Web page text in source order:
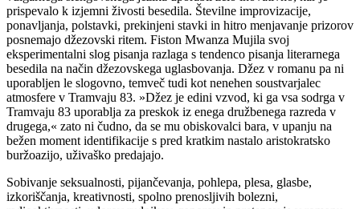
prispevalo k izjemni živosti besedila. Številne improvizacije,
ponavljanja, polstavki, prekinjeni stavki in hitro menjavanje prizorov
posnemajo džezovski ritem. Fiston Mwanza Mujila svoj
eksperimentalni slog pisanja razlaga s tendenco pisanja literarnega
besedila na način džezovskega uglasbovanja. Džez v romanu pa ni
uporabljen le slogovno, temveč tudi kot nenehen soustvarjalec
atmosfere v Tramvaju 83. »Džez je edini vzvod, ki ga vsa sodrga v
Tramvaju 83 uporablja za preskok iz enega družbenega razreda v
drugega,« zato ni čudno, da se mu obiskovalci bara, v upanju na
bežen moment identifikacije s pred kratkim nastalo aristokratsko
buržoazijo, uživaško predajajo.
Sobivanje seksualnosti, pijančevanja, pohlepa, plesa, glasbe,
izkoriščanja, kreativnosti, spolno prenosljivih bolezni,